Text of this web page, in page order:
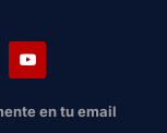
en tu email